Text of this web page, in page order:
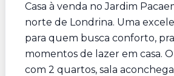
Casa à venda no Jardim
norte de Londrina. Uma
para quem busca conforto,
momentos de lazer em casa.
com 2 quartos, sala